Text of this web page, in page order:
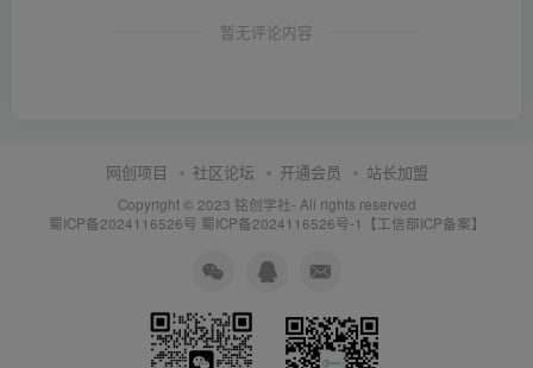
暂无评论内容
网创项目 社区论坛 开通会员 站长加盟
Copyright © 2023 铭创学社- All rights reserved
蜀ICP备2024116526号 蜀ICP备2024116526号-1【工信部ICP备案】